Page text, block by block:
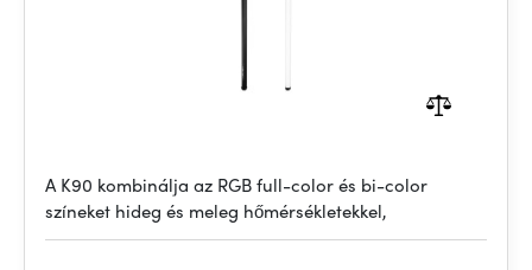
A K90 kombinálja az RGB full-color és bi-color
színeket hideg és meleg hőmérsékletekkel,